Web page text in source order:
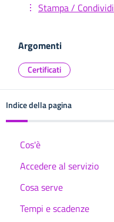
Stampa / Condividi
Argomenti
Certificati
Indice della pagina
Cos'è
Accedere al servizio
Cosa serve
Tempi e scadenze